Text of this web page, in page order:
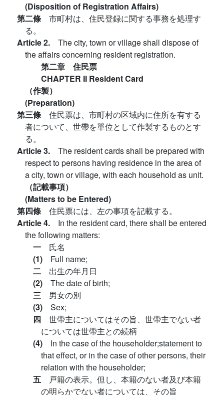
(Disposition of Registration Affairs)
第二條 市町村は、住民登録に関する事務を処理す
る。
Article 2. The city, town or village shall dispose of
the affairs concerning resident registration.
第二章 住民票
CHAPTER II Resident Card
（作製）
(Preparation)
第三條 住民票は、市町村の区域内に住所を有する
者について、世帶を單位として作製するものとす
る。
Article 3. The resident cards shall be prepared with
respect to persons having residence in the area of
a city, town or village, with each household as unit.
（記載事項）
(Matters to be Entered)
第四條 住民票には、左の事項を記載する。
Article 4. In the resident card, there shall be entered
the following matters:
一 氏名
(1) Full name;
二 出生の年月日
(2) The date of birth;
三 男女の別
(3) Sex;
四 世帶主についてはその旨、世帶主でない者
については世帶主との続柄
(4) In the case of the householder;statement to
that effect, or in the case of other persons, their
relation with the householder;
五
戸籍の表示。但し、本籍のない者及び本籍
の明らかでない者については、その旨